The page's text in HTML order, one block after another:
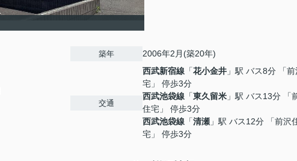
築年 2006年2月(築20年)
交通
西武新宿線 「花小金井 」駅 バス8分 「
宅」 停歩3分
西武池袋線 「東久留米 」駅 バス13分 「
住宅」 停歩3分
西武池袋線 「清瀬 」駅 バス12分 「前沢
宅」 停歩3分